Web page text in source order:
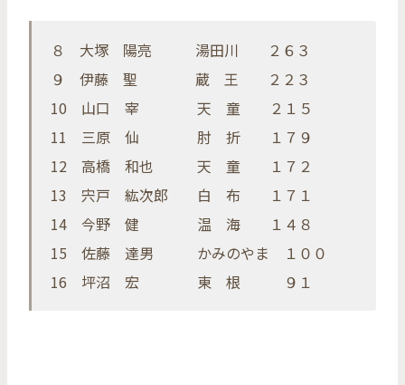
８ 大塚 陽亮 湯田川 ２６３
９ 伊藤 聖 蔵 王 ２２３
10 山口 宰 天 童 ２１５
11 三原 仙 肘 折 １７９
12 高橋 和也 天 童 １７２
13 宍戸 紘次郎 白 布 １７１
14 今野 健 温 海 １４８
15 佐藤 達男 かみのやま １００
16 坪沼 宏 東 根 ９１